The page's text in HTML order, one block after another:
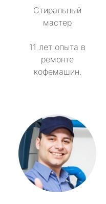
Стиральный
мастер
11 лет опыта в
ремонте
кофемашин.